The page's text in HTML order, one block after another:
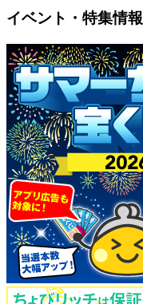
イベント・特集情報